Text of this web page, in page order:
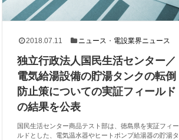
2018.07.11 ニュース ・ 電設業界ニュース
独立行政法人国民生活センター／
電気給湯設備の貯湯タンクの転倒
防止策についての実証フィールド
の結果を公表
国民生活センター商品テスト部は、徳島県を実証フィー
ルドとした、電気温水器やヒートポンプ給湯器の貯湯タ